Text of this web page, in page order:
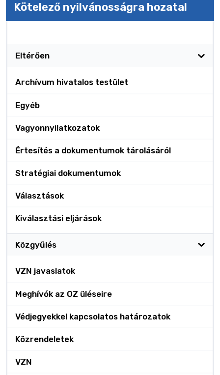
Kötelező nyilvánosságra hozatal
Eltérően
Archívum hivatalos testület
Egyéb
Vagyonnyilatkozatok
Értesítés a dokumentumok tárolásáról
Stratégiai dokumentumok
Választások
Kiválasztási eljárások
Közgyűlés
VZN javaslatok
Meghívók az OZ üléseire
Védjegyekkel kapcsolatos határozatok
Közrendeletek
VZN